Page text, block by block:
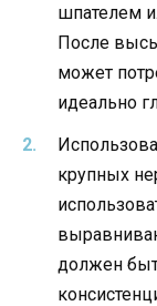
шпателем
После
может
идеально
крупных
должен